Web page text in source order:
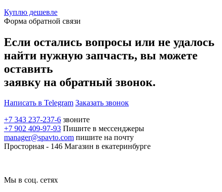
Куплю дешевле
Форма обратной связи
Если остались вопросы или не удалось
найти нужную запчасть, вы можете
оставить
заявку на обратный звонок.
Написать в Telegram Заказать звонок
+7 343 237-237-6 звоните
+7 902 409-97-93 Пишите в мессенджеры
manager@spavto.com пишите на почту
Просторная - 146 Магазин в екатеринбурге
Мы в соц. сетях